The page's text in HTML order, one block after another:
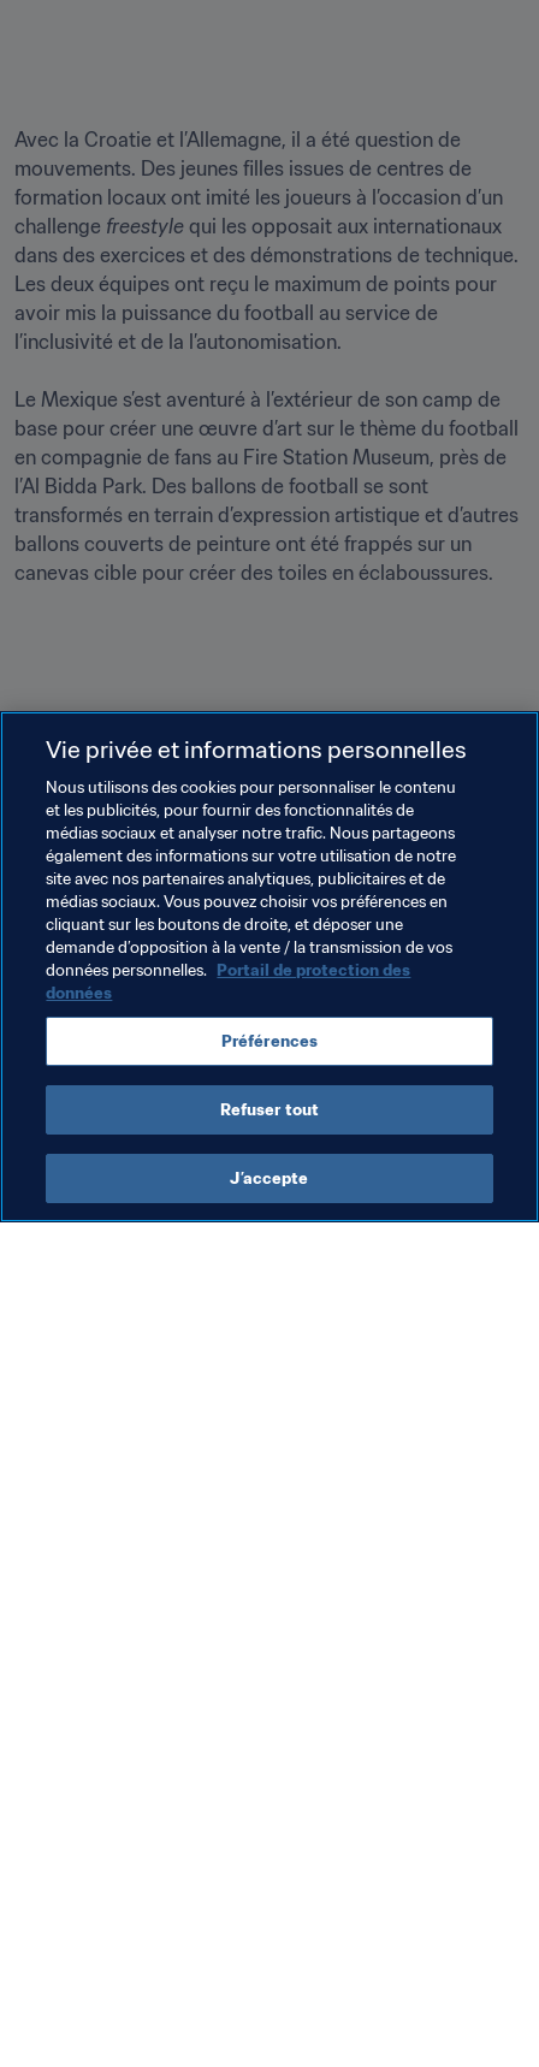
Avec la Croatie et l’Allemagne, il a été question de
mouvements. Des jeunes filles issues de centres de
formation locaux ont imité les joueurs à l’occasion d’un
challenge freestyle qui les opposait aux internationaux
dans des exercices et des démonstrations de technique.
Les deux équipes ont reçu le maximum de points pour
avoir mis la puissance du football au service de
l’inclusivité et de la l’autonomisation.
Le Mexique s’est aventuré à l’extérieur de son camp de
base pour créer une œuvre d’art sur le thème du football
en compagnie de fans au Fire Station Museum, près de
l’Al Bidda Park. Des ballons de football se sont
transformés en terrain d’expression artistique et d’autres
ballons couverts de peinture ont été frappés sur un
canevas cible pour créer des toiles en éclaboussures.
Le programme d’activités a été organisé par la branche
Services aux Équipes de FIFA World Cup Qatar 2022 LLC
(Q22) et mis en place à l’aide de projets déployés sous
l’égide du Conseil Suprême pour la Remise et l’Héritage
(SC), avec le soutien de la FIFA et des équipes
participantes.
Thèmes en lien
Organisation
Coupe du Monde de la FIFA, Qatar 2022
Vie privée et informations personnelles
Nous utilisons des cookies pour personnaliser le contenu
et les publicités, pour fournir des fonctionnalités de
médias sociaux et analyser notre trafic. Nous partageons
également des informations sur votre utilisation de notre
site avec nos partenaires analytiques, publicitaires et de
médias sociaux. Vous pouvez choisir vos préférences en
cliquant sur les boutons de droite, et déposer une
demande d’opposition à la vente / la transmission de vos
données personnelles. Portail de protection des
données
Préférences
Refuser tout
J’accepte